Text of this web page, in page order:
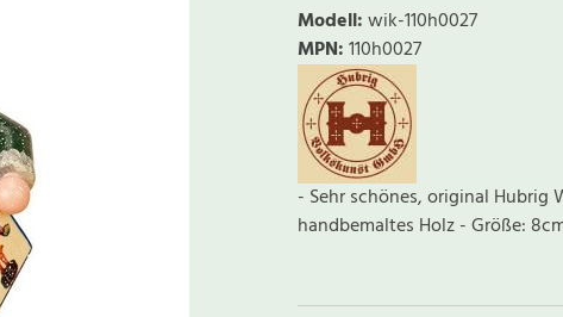
Modell:wik-110h0027
MPN:110h0027
- Sehr schönes, original
handbemaltes Holz - Größe: